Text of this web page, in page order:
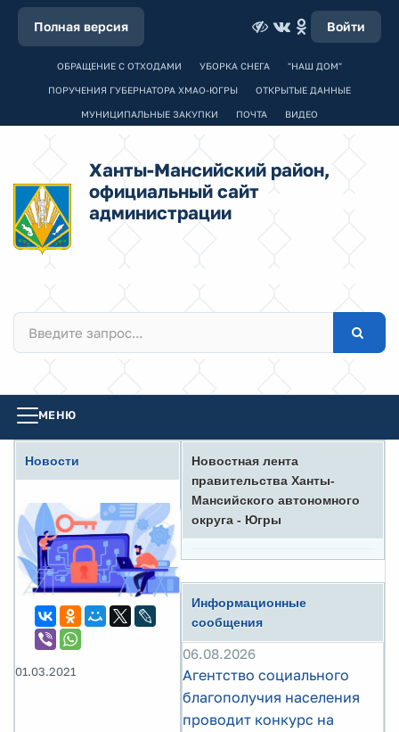
Полная версия Войти
ОБРАЩЕНИЕ С ОТХОДАМИ УБОРКА СНЕГА "НАШ ДОМ"
ПОРУЧЕНИЯ ГУБЕРНАТОРА ХМАО-ЮГРЫ ОТКРЫТЫЕ ДАННЫЕ
МУНИЦИПАЛЬНЫЕ ЗАКУПКИ ПОЧТА ВИДЕО
Ханты-Мансийский район,
официальный сайт
администрации
МЕНЮ
Новости
01.03.2021
Новостная лента
правительства Ханты-
Мансийского автономного
округа - Югры
Информационные
сообщения
06.08.2026
Агентство социального
благополучия населения
проводит конкурс на